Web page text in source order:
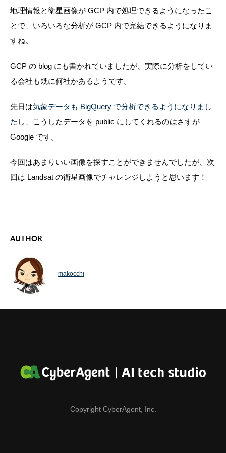
地理情報と衛星画像が GCP 内で処理できるようになったこ
とで、いろいろな分析が GCP 内で完結できるようになりま
すね。
GCP の blog にも書かれていましたが、実際に分析をしてい
る会社も既に何社かあるようです。
先日は気象データも BigQuery で分析できるようになりまし
た し、こうしたデータを public にしてくれるのはさすが
Google です。
今回はあまりいい画像を探すことができませんでしたが、次
回は Landsat の衛星画像でチャレンジしようと思います！
AUTHOR
makocchi
Copyright CyberAgent, Inc.